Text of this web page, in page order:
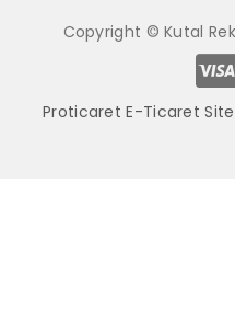
Copyright © Kutal
Proticaret E-Ticaret Sitesi